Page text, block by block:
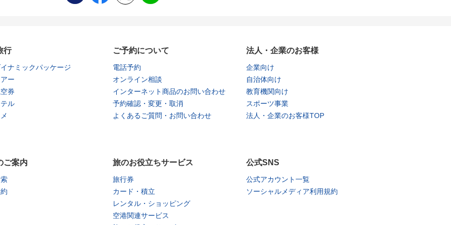
行
ナミックパッケージ
ー
券
ル
ご予約について
電話予約
オンライン相談
インターネット商品のお問い合わせ
予約確認・変更・取消
よくあるご質問・お問い合わせ
法人・企業のお客様
企業向け
自治体向け
教育機関向け
スポーツ事業
法人・企業のお客様TOP
ご案内 旅のお役立ちサービス
旅行券
カード・積立
レンタル・ショッピング
空港関連サービス
公式SNS
公式アカウント一覧
ソーシャルメディア利用規約